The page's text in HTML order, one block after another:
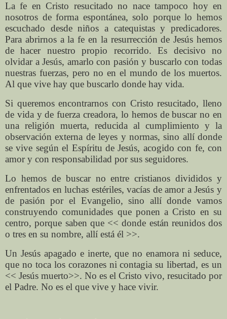
La fe en Cristo resucitado no nace tampoco hoy en
nosotros de forma espontánea, solo porque lo hemos
escuchado desde niños a catequistas y predicadores.
Para abrirnos a la fe en la resurrección de Jesús hemos
de hacer nuestro propio recorrido. Es decisivo no
olvidar a Jesús, amarlo con pasión y buscarlo con todas
nuestras fuerzas, pero no en el mundo de los muertos.
Al que vive hay que buscarlo donde hay vida.
Si queremos encontrarnos con Cristo resucitado, lleno
de vida y de fuerza creadora, lo hemos de buscar no en
una religión muerta, reducida al cumplimiento y la
observación externa de leyes y normas, sino allí donde
se vive según el Espíritu de Jesús, acogido con fe, con
amor y con responsabilidad por sus seguidores.
Lo hemos de buscar no entre cristianos divididos y
enfrentados en luchas estériles, vacías de amor a Jesús y
de pasión por el Evangelio, sino allí donde vamos
construyendo comunidades que ponen a Cristo en su
centro, porque saben que << donde están reunidos dos
o tres en su nombre, allí está él >>.
Un Jesús apagado e inerte, que no enamora ni seduce,
que no toca los corazones ni contagia su libertad, es un
<< Jesús muerto>>. No es el Cristo vivo, resucitado por
el Padre. No es el que vive y hace vivir.